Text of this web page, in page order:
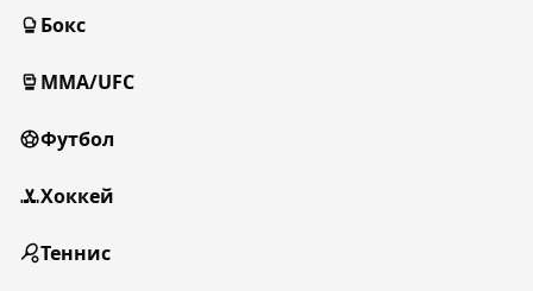
Бокс
MMA/UFC
Футбол
Хоккей
Теннис